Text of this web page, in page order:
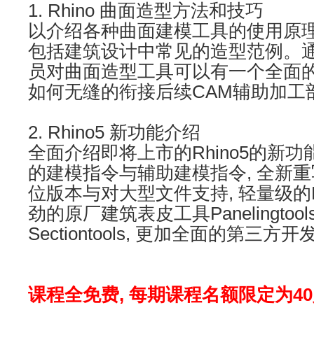
1. Rhino 曲面造型方法和
以介绍各种曲面建模工具的使用原
包括建筑设计中常见的造型范例。
员对曲面造型工具可以有一个全面
如何无缝的衔接后续CAM辅
2. Rhino5 新功能介绍
全面介绍即将上市的Rhino5的新功
的建模指令与辅助建模指令, 全新
位版本与对大型文件支持, 轻量级
劲的原厂建筑表皮工具
Sectiontools, 更加全面的第
课程全免费, 每期课程名额限定为